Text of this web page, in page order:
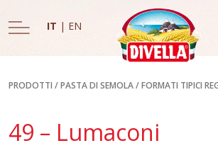
IT | EN
PRODOTTI /PASTA DI SEMOLA/FORMATI TIPICI
49 – Lumaconi